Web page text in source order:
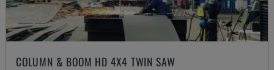
COLUMN & BOOM HD 4X4 TWIN SAW